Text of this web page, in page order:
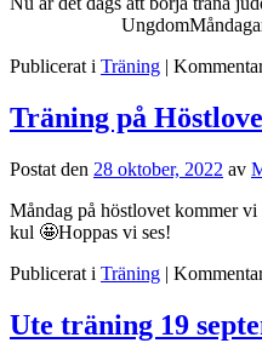
UngdomMåndagar
Publicerat i Träning |
Träning på
Postat den 28 oktober, 2022 av
Måndag på höstlovet kommer
kul 🤩Hoppas vi ses!
Publicerat i Träning |
Ute träning 19